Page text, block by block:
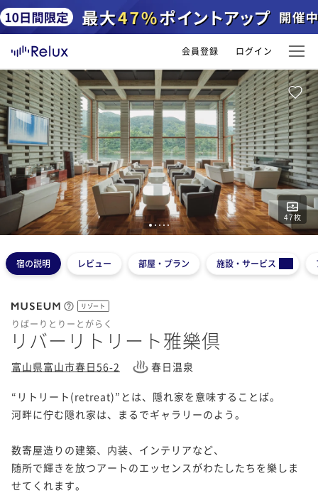
会員登録 ログイン
47枚
12 3 45
宿の説明 レビュー 部屋・プラン 施設・サービス
リゾート
りばーりとりーとがらく
リバーリトリート雅樂倶
富山県富山市春日56-2 春日温泉
“リトリート(retreat)”とは、隠れ家を意味することば。
河畔に佇む隠れ家は、まるでギャラリーのよう。
数寄屋造りの建築、内装、インテリアなど、
随所で輝きを放つアートのエッセンスがわたしたちを樂しま
せてくれます。